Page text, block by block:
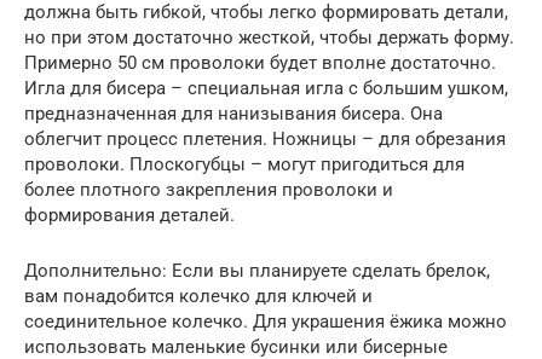
должна быть гибкой, чтобы легко формировать детали,
но при этом достаточно жесткой, чтобы держать форму.
Примерно 50 см проволоки будет вполне достаточно.
Игла для бисера – специальная игла с большим ушком,
предназначенная для нанизывания бисера. Она
облегчит процесс плетения. Ножницы – для обрезания
проволоки. Плоскогубцы – могут пригодиться для
более плотного закрепления проволоки и
формирования деталей.
Дополнительно: Если вы планируете сделать брелок,
вам понадобится колечко для ключей и
соединительное колечко. Для украшения ёжика можно
использовать маленькие бусинки или бисерные